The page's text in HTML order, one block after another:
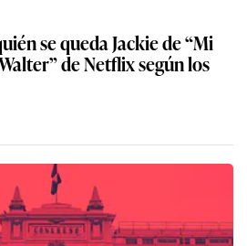
se queda Jackie de “Mi
de Netflix según los